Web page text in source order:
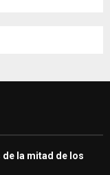
H
de la mitad de los